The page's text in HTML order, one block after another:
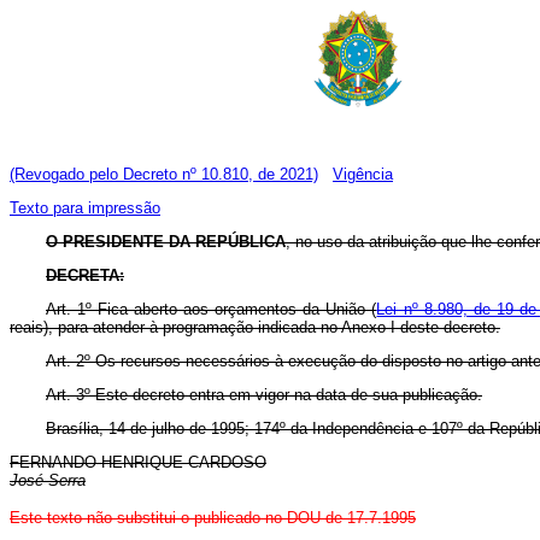
(Revogado pelo Decreto nº 10.810, de 2021)
Vigência
Texto para impressão
O PRESIDENTE DA REPÚBLICA, no uso da atribuição que lhe
DECRETA:
Art. 1º Fica aberto aos orçamentos da União (Lei nº 8.980, de 19
reais), para atender à programação indicada no Anexo I deste decreto.
Art. 2º Os recursos necessários à execução do disposto no artigo
Art. 3º Este decreto entra em vigor na data de sua publicação.
Brasília, 14 de julho de 1995; 174º da Independência e 107º da
FERNANDO HENRIQUE CARDOSO
José Serra
Este texto não substitui o publicado no DOU de 17.7.1995